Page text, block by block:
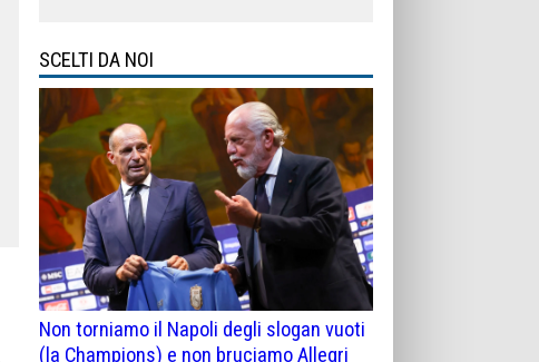
SCELTI DA NOI
Non torniamo il Napoli degli slogan vuoti
(la Champions) e non bruciamo Allegri